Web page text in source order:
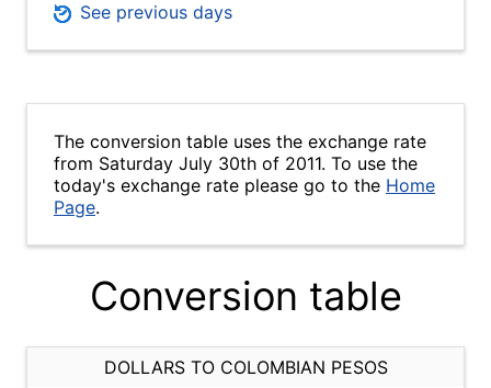
See previous days
The conversion table uses the exchange rate
from Saturday July 30th of 2011. To use the
today's exchange rate please go to the Home
Page.
Conversion table
DOLLARS TO COLOMBIAN PESOS